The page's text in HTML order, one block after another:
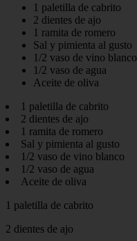
1 paletilla de cabrito
2 dientes de ajo
1 ramita de romero
Sal y pimienta al gusto
1/2 vaso de vino blanco
1/2 vaso de agua
Aceite de oliva
1 paletilla de cabrito
2 dientes de ajo
1 ramita de romero
Sal y pimienta al gusto
1/2 vaso de vino blanco
1/2 vaso de agua
Aceite de oliva
1 paletilla de cabrito
2 dientes de ajo